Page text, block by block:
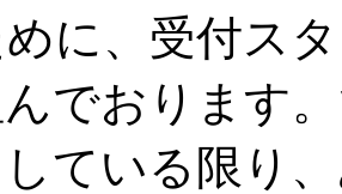
に、受付ス
でおります
ている限り